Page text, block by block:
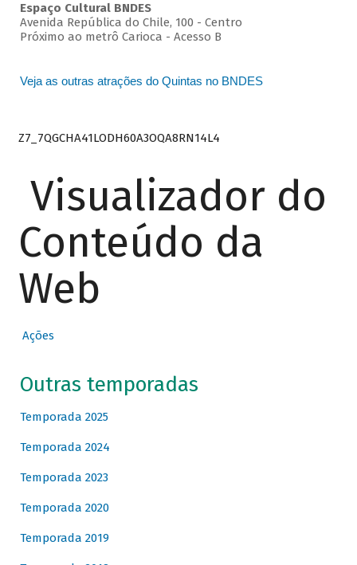
Espaço Cultural BNDES
Avenida República do Chile, 100 - Centro
Próximo ao metrô Carioca - Acesso B
Veja as outras atrações do Quintas no BNDES
Z7_7QGCHA41LODH60A3OQA8RN14L4
Visualizador do
Conteúdo da
Web
Ações
Outras temporadas
Temporada 2025
Temporada 2024
Temporada 2023
Temporada 2020
Temporada 2019